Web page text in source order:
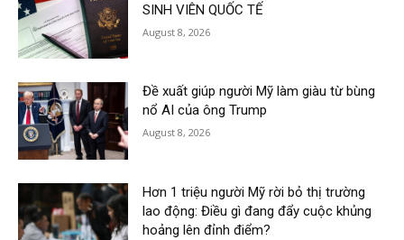
SINH VIÊN QUỐC TẾ
August 8, 2026
Đề xuất giúp người Mỹ làm giàu từ bùng
nổ AI của ông Trump
August 8, 2026
Hơn 1 triệu người Mỹ rời bỏ thị trường
lao động: Điều gì đang đẩy cuộc khủng
hoảng lên đỉnh điểm?